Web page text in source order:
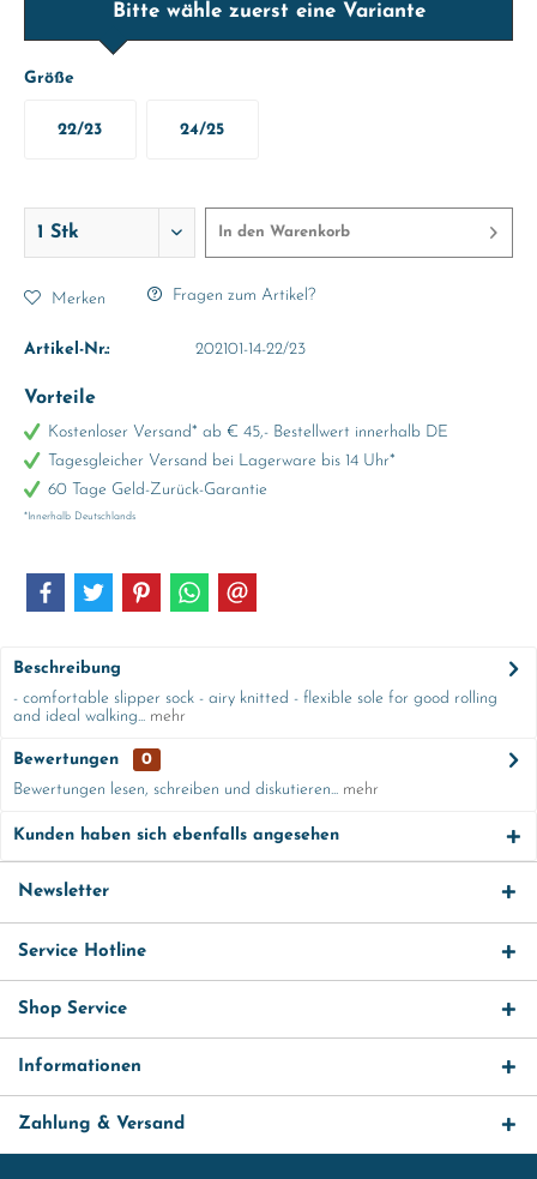
Bitte wähle zuerst eine Variante
Größe
22/23 24/25
In den Warenkorb
Merken Fragen zum Artikel?
Artikel-Nr.: 202101-14-22/23
Vorteile
Kostenloser Versand* ab € 45,- Bestellwert innerhalb DE
Tagesgleicher Versand bei Lagerware bis 14 Uhr*
60 Tage Geld-Zurück-Garantie
*Innerhalb Deutschlands
Beschreibung
- comfortable slipper sock - airy knitted - flexible sole for good rolling
and ideal walking... mehr
Bewertungen
0
Bewertungen lesen, schreiben und diskutieren... mehr
Kunden haben sich ebenfalls angesehen
Newsletter
Service Hotline
Shop Service
Informationen
Zahlung & Versand